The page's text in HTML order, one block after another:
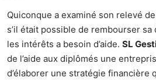
Quiconque a examiné son relevé
s’il était possible de rembourser
les intérêts a besoin d’aide. SL
de l’aide aux diplômés une
d’élaborer une stratégie financière